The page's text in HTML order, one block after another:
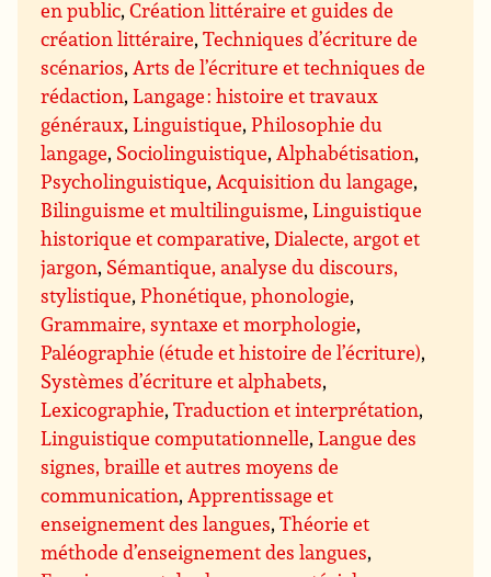
en public,Création littéraire et guides de
création littéraire,Techniques d’écriture de
scénarios,Arts de l’écriture et techniques de
rédaction,Langage : histoire et travaux
généraux,Linguistique,Philosophie du
langage, Sociolinguistique,Alphabétisation,
Psycholinguistique,Acquisition du langage,
Bilinguisme et multilinguisme,Linguistique
historique et comparative,Dialecte, argot et
jargon, Sémantique, analyse du discours,
stylistique,Phonétique, phonologie,
Grammaire, syntaxe et morphologie,
Paléographie (étude et histoire de l’écriture),
Systèmes d’écriture et alphabets,
Lexicographie,Traduction et interprétation,
Linguistique computationnelle,Langue des
signes, braille et autres moyens de
communication,Apprentissage et
enseignement des langues,Théorie et
méthode d’enseignement des langues,